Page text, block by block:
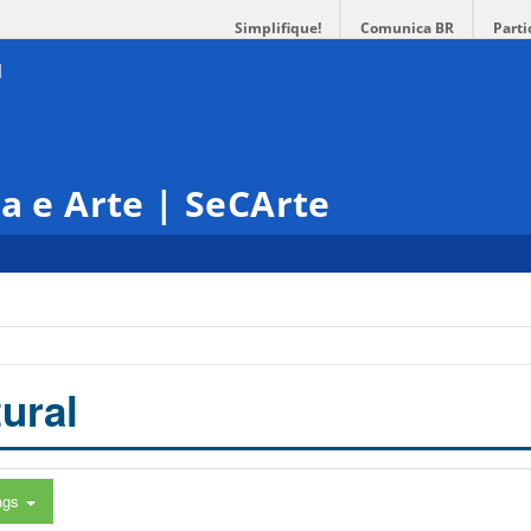
Simplifique! Comunica BR
e Arte | SeCArte